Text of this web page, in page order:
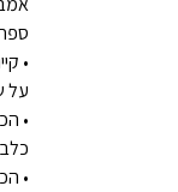
•
על
•
•